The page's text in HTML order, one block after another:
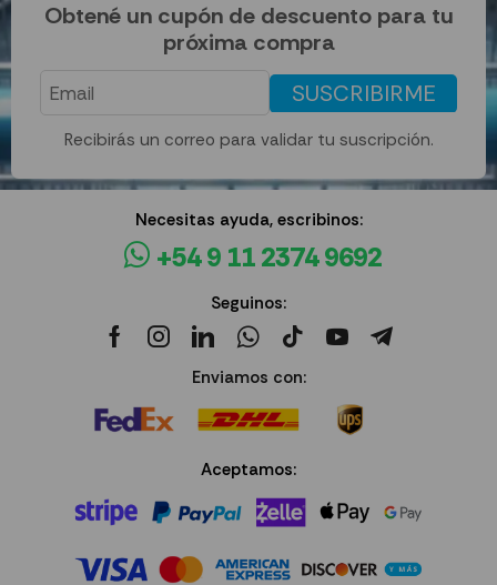
Obtené un cupón de descuento para tu
próxima compra
SUSCRIBIRME
Recibirás un correo para validar tu suscripción.
Necesitas ayuda, escribinos:
+54 9 11 2374 9692
Seguinos:
Enviamos con:
Aceptamos: